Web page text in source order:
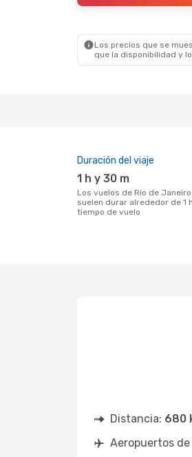
Los precios que se
que la disponibilidad y
Duración del viaje
1 h y 30 m
Los vuelos de Río de Janeiro a Curitiba
suelen durar alrededor de 1
tiempo de vuelo
Distancia: 680
Aeropuertos